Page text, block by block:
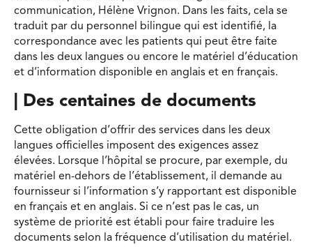
communication, Hélène Vrignon. Dans les faits, cela se
traduit par du personnel bilingue qui est identifié, la
correspondance avec les patients qui peut être faite
dans les deux langues ou encore le matériel d’éducation
et d’information disponible en anglais et en français.
| Des centaines de documents
Cette obligation d’offrir des services dans les deux
langues officielles imposent des exigences assez
élevées. Lorsque l’hôpital se procure, par exemple, du
matériel en-dehors de l’établissement, il demande au
fournisseur si l’information s’y rapportant est disponible
en français et en anglais. Si ce n’est pas le cas, un
système de priorité est établi pour faire traduire les
documents selon la fréquence d’utilisation du matériel.